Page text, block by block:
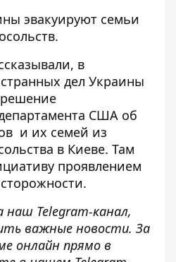
эвакуируют семьи
в
дел Украины
решение
США об
и их семей из
в Киеве. Там
проявлением
наш Telegram-канал,
важные новости. За
онлайн прямо в